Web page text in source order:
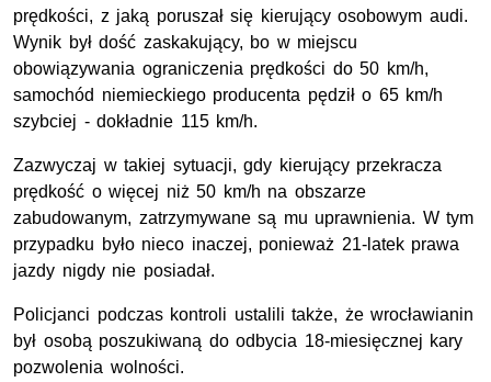
prędkości, z jaką poruszał się kierujący osobowym audi.
Wynik był dość zaskakujący, bo w miejscu
obowiązywania ograniczenia prędkości do 50 km/h,
samochód niemieckiego producenta pędził o 65 km/h
szybciej - dokładnie 115 km/h.
Zazwyczaj w takiej sytuacji, gdy kierujący przekracza
prędkość o więcej niż 50 km/h na obszarze
zabudowanym, zatrzymywane są mu uprawnienia. W tym
przypadku było nieco inaczej, ponieważ 21-latek prawa
jazdy nigdy nie posiadał.
Policjanci podczas kontroli ustalili także, że wrocławianin
był osobą poszukiwaną do odbycia 18-miesięcznej kary
pozwolenia wolności.